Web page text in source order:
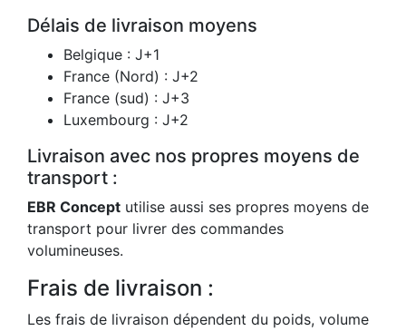
Délais de livraison moyens
Belgique : J+1
France (Nord) : J+2
France (sud) : J+3
Luxembourg : J+2
Livraison avec nos propres moyens de
transport :
EBR Concept utilise aussi ses propres moyens de
transport pour livrer des commandes
volumineuses.
Frais de livraison :
Les frais de livraison dépendent du poids, volume